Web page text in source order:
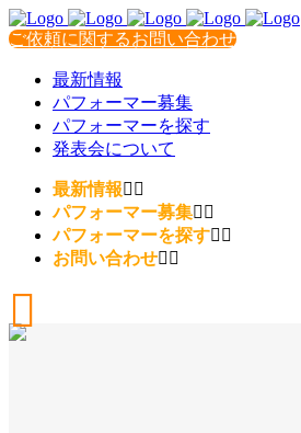
ご依頼に関するお問い合わせ
最新情報
パフォーマー募集
パフォーマーを探す
発表会について
最新情報
パフォーマー募集
パフォーマーを探す
お問い合わせ